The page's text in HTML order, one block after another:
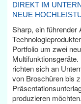
DIREKT IM
NEUE
Sharp, ein führender
Portfolio um zwei
richten sich an
von Broschüren bis
produzieren möchten.